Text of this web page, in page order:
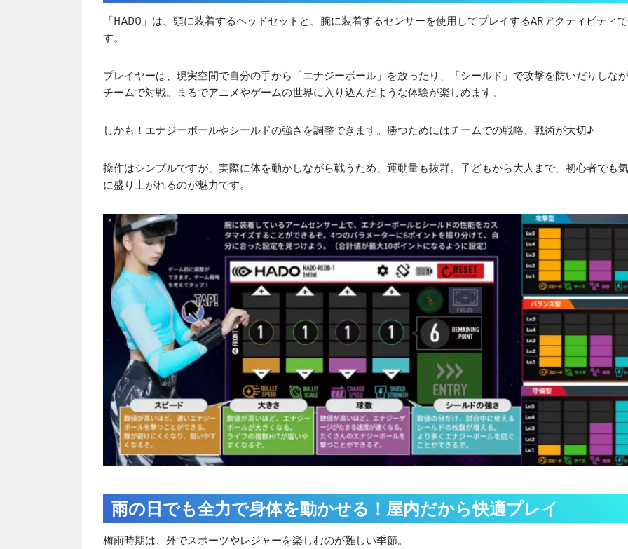
「HADO」は、頭に装着するヘッドセットと、腕に装着するセンサーを使用してプレイするARアクティビティで
す。
プレイヤーは、現実空間で自分の手から「エナジーボール」を放ったり、「シールド」で攻撃を防いだりしな
チームで対戦。まるでアニメやゲームの世界に入り込んだような体験が楽しめます。
しかも！エナジーボールやシールドの強さを調整できます。勝つためにはチームでの戦略、戦術が大切♪
操作はシンプルですが、実際に体を動かしながら戦うため、運動量も抜群。子どもから大人まで、初心者でも
に盛り上がれるのが魅力です。
雨の日でも全力で身体を動かせる！屋内だから快適プレイ
梅雨時期は、外でスポーツやレジャーを楽しむのが難しい季節。